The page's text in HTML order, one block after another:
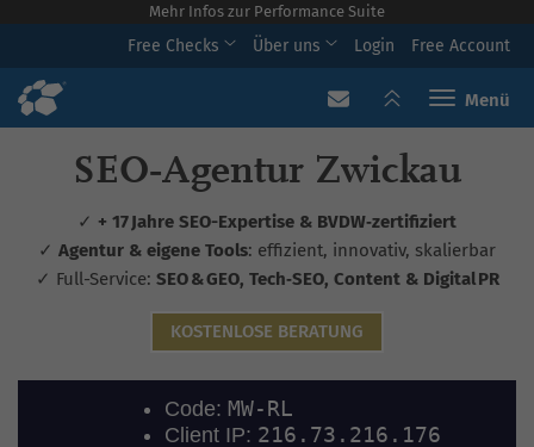
Mehr Infos zur Performance Suite
Free Checks Über uns Login Free Account
Toggle
SEO‑Agentur Zwickau
✓ + 17 Jahre SEO-Expertise & BVDW‑zertifiziert
✓ Agentur & eigene Tools: effizient, innovativ, skalierbar
✓ Full-Service: SEO & GEO, Tech‑SEO, Content & Digital PR
KOSTENLOSE BERATUNG